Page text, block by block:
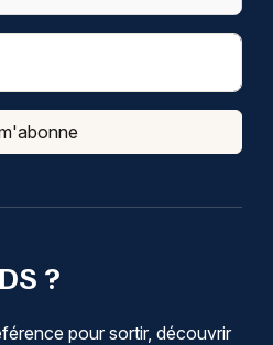
?
pour sortir, découvrir